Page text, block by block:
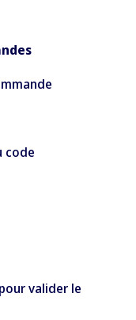
code
valider le